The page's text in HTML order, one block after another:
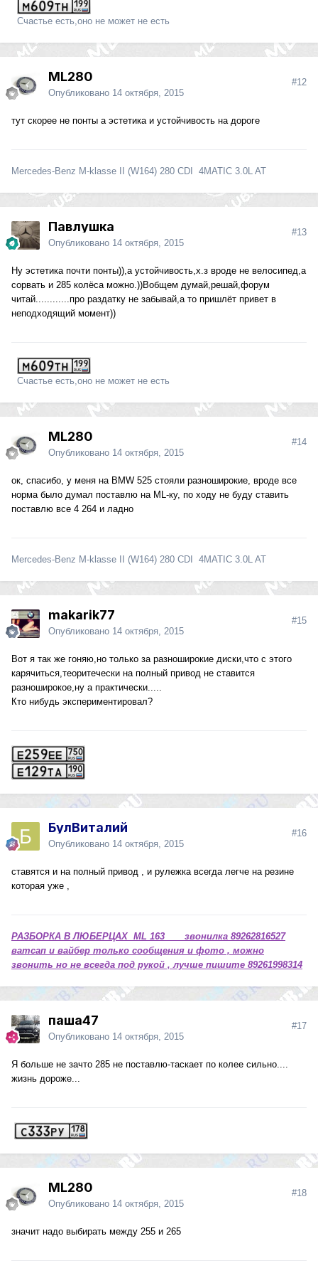
Счастье есть,оно не может не есть
ML280
Опубликовано 14 октября, 2015
#12
тут скорее не понты а эстетика и устойчивость на дороге
Mercedes-Benz M-klasse II (W164) 280 CDI 4MATIC 3.0L AT
Павлушка
Опубликовано 14 октября, 2015
#13
Ну эстетика почти понты)),а устойчивость,х.з вроде не велосипед,а
сорвать и 285 колёса можно.))Вобщем думай,решай,форум
читай............про раздатку не забывай,а то пришлёт привет в
неподходящий момент))
Счастье есть,оно не может не есть
ML280
Опубликовано 14 октября, 2015
#14
ок, спасибо, у меня на BMW 525 стояли разноширокие, вроде все
норма было думал поставлю на ML-ку, по ходу не буду ставить
поставлю все 4 264 и ладно
Mercedes-Benz M-klasse II (W164) 280 CDI 4MATIC 3.0L AT
makarik77
Опубликовано 14 октября, 2015
#15
Вот я так же гоняю,но только за разноширокие диски,что с этого
карячиться,теоритечески на полный привод не ставится
разноширокое,ну а практически.....
Кто нибудь экспериментировал?
БулВиталий
Опубликовано 14 октября, 2015
#16
ставятся и на полный привод , и рулежка всегда легче на резине
которая уже ,
РАЗБОРКА В ЛЮБЕРЦАХ ML 163 звонилка 89262816527
ватсап и вайбер только сообщения и фото , можно
звонить но не всегда под рукой , лучше пишите 89261998314
паша47
Опубликовано 14 октября, 2015
#17
Я больше не зачто 285 не поставлю-таскает по колее сильно....
жизнь дороже...
ML280
Опубликовано 14 октября, 2015
#18
значит надо выбирать между 255 и 265